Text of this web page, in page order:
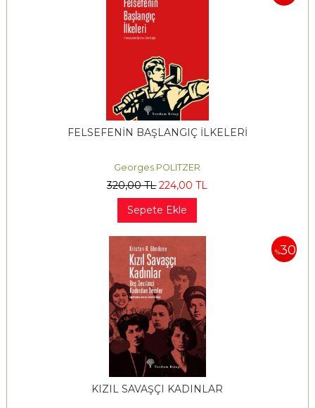
FELSEFENİN BAŞLANGIÇ İLKELERİ
Georges POLITZER
320,00TL 224,00 TL
Sepete Ekle
%30
KIZIL SAVAŞÇI KADINLAR